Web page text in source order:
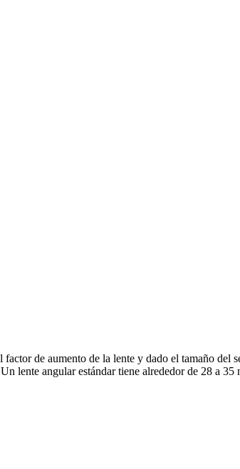
de aumento de la lente y dado el tamaño del
lente angular estándar tiene alrededor de 28 a